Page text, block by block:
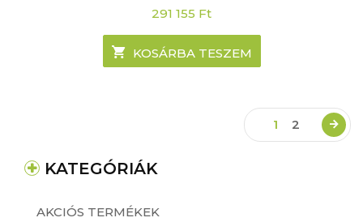
291 155 Ft
KOSÁRBA TESZEM
1 2
KATEGÓRIÁK
AKCIÓS TERMÉKEK